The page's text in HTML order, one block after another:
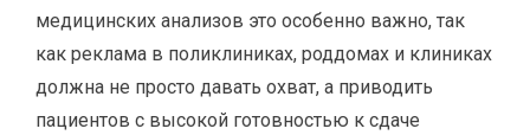
медицинских анализов это особенно важно, так
как реклама в поликлиниках, роддомах и клиниках
должна не просто давать охват, а приводить
пациентов с высокой готовностью к сдаче